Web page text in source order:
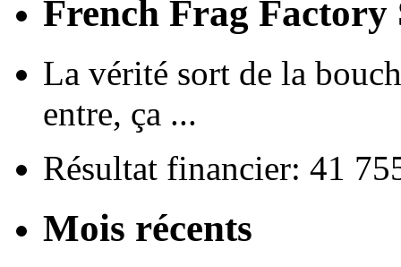
French Frag Factory
La vérité sort de la
entre, ça ...
Résultat financier: 41
Mois récents